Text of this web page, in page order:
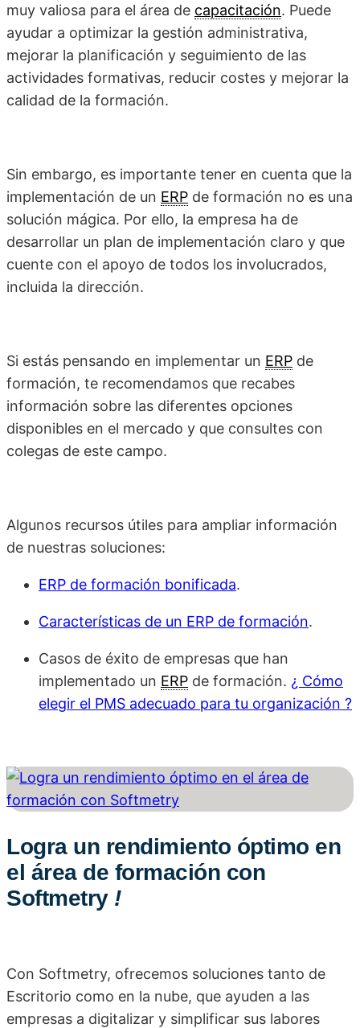
muy valiosa para el área de capacitación. Puede
ayudar a optimizar la gestión administrativa,
mejorar la planificación y seguimiento de las
actividades formativas, reducir costes y mejorar la
calidad de la formación.
Sin embargo, es importante tener en cuenta que la
implementación de un ERP de formación no es una
solución mágica. Por ello, la empresa ha de
desarrollar un plan de implementación claro y que
cuente con el apoyo de todos los involucrados,
incluida la dirección.
Si estás pensando en implementar un ERP de
formación, te recomendamos que recabes
información sobre las diferentes opciones
disponibles en el mercado y que consultes con
colegas de este campo.
Algunos recursos útiles para ampliar información
de nuestras soluciones:
ERP de formación bonificada.
Características de un ERP de formación.
Casos de éxito de empresas que han
implementado un ERP de formación. ¿ Cómo
elegir el PMS adecuado para tu organización ?
Logra un rendimiento óptimo en
el área de formación con
Softmetry !
Con Softmetry, ofrecemos soluciones tanto de
Escritorio como en la nube, que ayuden a las
empresas a digitalizar y simplificar sus labores